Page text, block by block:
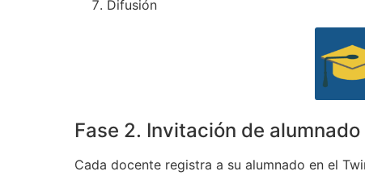
Difusión
Fase 2. Invitación de
Cada docente registra a su alumnado en el